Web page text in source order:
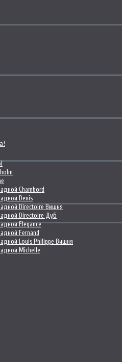
Chambord
Denis
Directoire Вишня
Directoire Дуб
Elegance
Fernand
Louis Philippe Вишня
Michelle